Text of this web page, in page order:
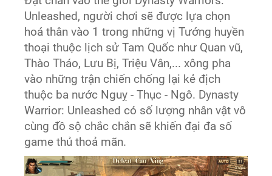
Unleashed, người chơi sẽ được lựa chọn
hoá thân vào 1 trong những vị Tướng huyền
thoại thuộc lịch sử Tam Quốc như Quan vũ,
Thào Tháo, Lưu Bị, Triệu Vân,... xông pha
vào những trận chiến chống lại kẻ địch
thuộc ba nước Nguỵ - Thục - Ngô. Dynasty
Warrior: Unleashed có số lượng nhân vật vô
cùng đồ sộ chắc chắn sẽ khiến đại đa số
game thủ thoả mãn.